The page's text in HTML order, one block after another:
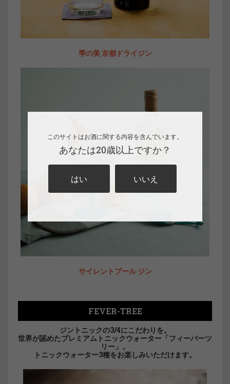
季の美 京都ドライジン
サイレントプール ジン
FEVER-TREE
ジントニックの3/4にこだわりを。
世界が認めたプレミアムトニックウォーター「フィーバーツ
リー」。
トニックウォーター3種をお楽しみいただけます。
このサイトはお酒に関する内容を含んでいます。
あなたは20歳以上ですか？
はい いいえ